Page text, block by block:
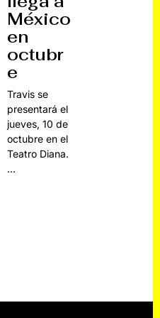
México
en
octubr
e
Travis se
presentará el
jueves, 10 de
octubre en el
Teatro Diana.
…